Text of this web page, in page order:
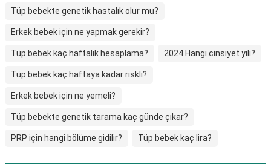
Tüp bebekte genetik hastalık olur mu?
Erkek bebek için ne yapmak gerekir?
Tüp bebek kaç haftalık hesaplama? 2024 Hangi cinsiyet yılı?
Tüp bebek kaç haftaya kadar riskli?
Erkek bebek için ne yemeli?
Tüp bebekte genetik tarama kaç günde çıkar?
PRP için hangi bölüme gidilir? Tüp bebek kaç lira?